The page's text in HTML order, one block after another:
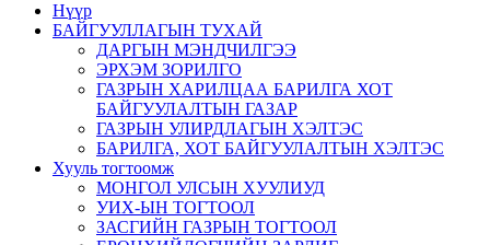
Нүүр
БАЙГУУЛЛАГЫН ТУХАЙ
ДАРГЫН МЭНДЧИЛГЭЭ
ЭРХЭМ ЗОРИЛГО
ГАЗРЫН ХАРИЛЦАА БАРИЛГА ХОТ
БАЙГУУЛАЛТЫН ГАЗАР
ГАЗРЫН УЛИРДЛАГЫН ХЭЛТЭС
БАРИЛГА, ХОТ БАЙГУУЛАЛТЫН ХЭЛТЭС
Хууль тогтоомж
МОНГОЛ УЛСЫН ХУУЛИУД
УИХ-ЫН ТОГТООЛ
ЗАСГИЙН ГАЗРЫН ТОГТООЛ